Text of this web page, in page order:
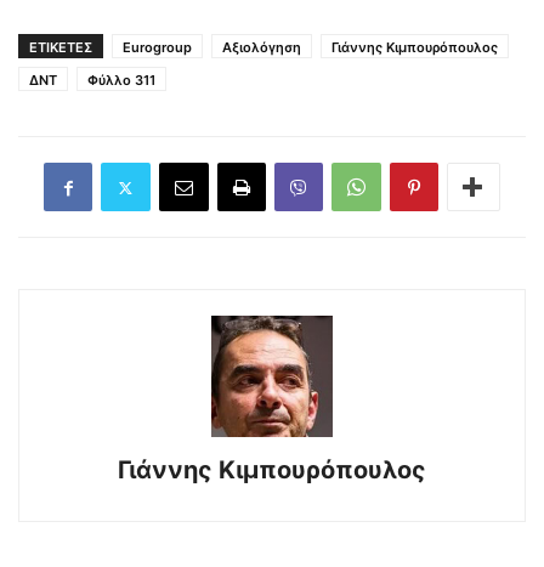
ΕΤΙΚΕΤΕΣ Eurogroup Αξιολόγηση
Γιάννης Κιμπουρόπουλος
ΔΝΤ
Φύλλο 311
Γιάννης Κιμπουρόπουλος